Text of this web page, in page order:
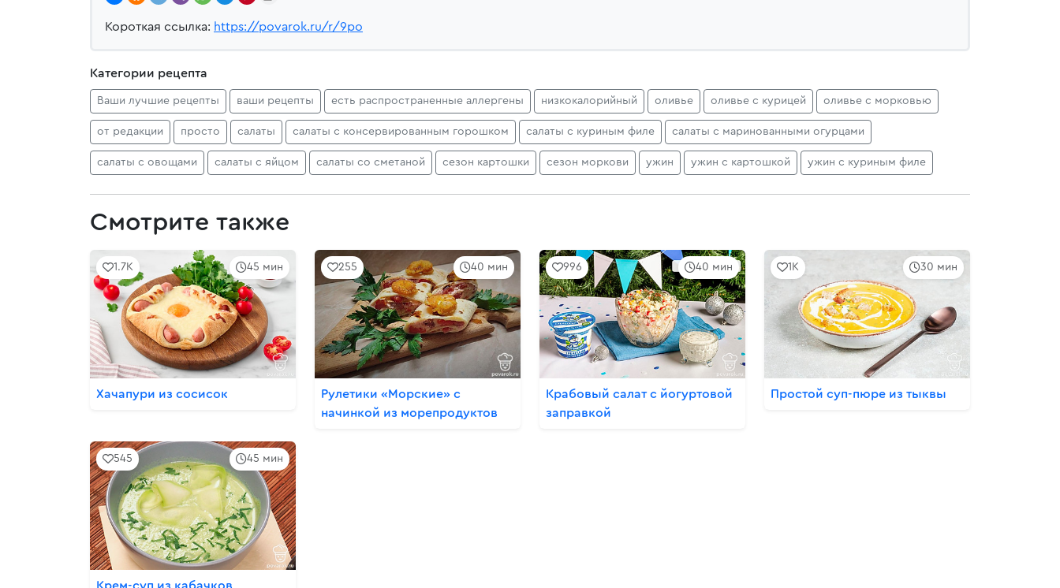
Короткая ссылка: https://povarok.ru/r/9po
Категории рецепта
Ваши лучшие рецепты ваши рецепты есть распространенные аллергены низкокалорийный оливье оливье с курицей оливье с морковью
от редакции просто салаты салаты с консервированным горошком салаты с куриным филе салаты с маринованными огурцами
салаты с овощами салаты с яйцом салаты со сметаной сезон картошки сезон моркови ужин ужин с картошкой ужин с куриным филе
Смотрите также
45 мин
1.7K
Хачапури из сосисок
40 мин
255
Рулетики «Морские» с
начинкой из морепродуктов
40 мин
996
Крабовый салат с йогуртовой
заправкой
30 мин
1K
Простой суп-пюре из тыквы
45 мин
545
Крем-суп из кабачков